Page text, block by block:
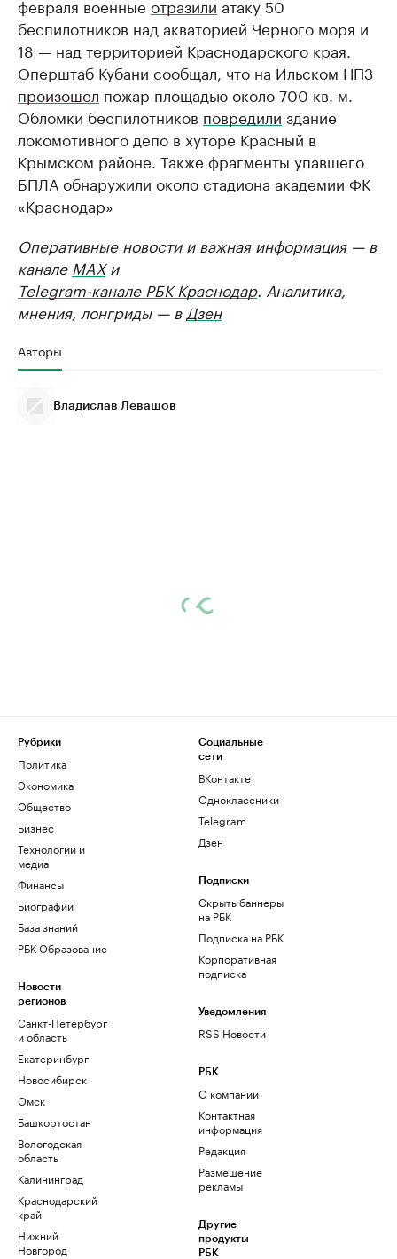
февраля военные отразили атаку 50
беспилотников над акваторией Черного моря и
18 — над территорией Краснодарского края.
Оперштаб Кубани сообщал, что на Ильском НПЗ
произошел пожар площадью около 700 кв. м.
Обломки беспилотников повредили здание
локомотивного депо в хуторе Красный в
Крымском районе. Также фрагменты упавшего
БПЛА обнаружили около стадиона академии ФК
«Краснодар»
Оперативные новости и важная информация — в
канале MAXи
Telegram-канале РБК Краснодар. Аналитика,
мнения, лонгриды — в Дзен
Авторы
Владислав Левашов
Рубрики
Политика
Экономика
Общество
Бизнес
Технологии и
медиа
Финансы
Биографии
База знаний
РБК Образование
Новости
регионов
Санкт-Петербург
и область
Екатеринбург
Новосибирск
Омск
Башкортостан
Вологодская
область
Калининград
Краснодарский
край
Нижний
Новгород
Социальные
сети
ВКонтакте
Одноклассники
Telegram
Дзен
Подписки
Скрыть баннеры
на РБК
Подписка на РБК
Корпоративная
подписка
Уведомления
RSS Новости
РБК
О компании
Контактная
информация
Редакция
Размещение
рекламы
Другие
продукты
РБК